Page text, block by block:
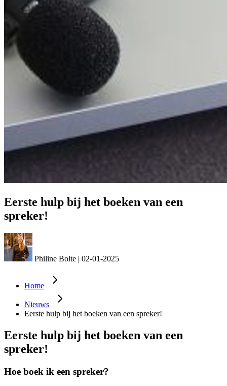
Prinsjesdag
Samenwerken
Technologie & Innovatie
Toekomst van werk
WK & EK Voetbal
Eerste hulp bij het boeken van een
spreker!
Philine Bolte | 02-01-2025
Home
Nieuws
Eerste hulp bij het boeken van een spreker!
Eerste hulp bij het boeken van een
spreker!
Hoe boek ik een spreker?